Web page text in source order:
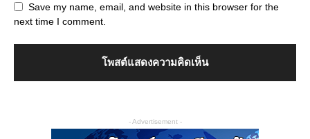
Save my name, email, and website in this browser for the
next time I comment.
- Advertisement -